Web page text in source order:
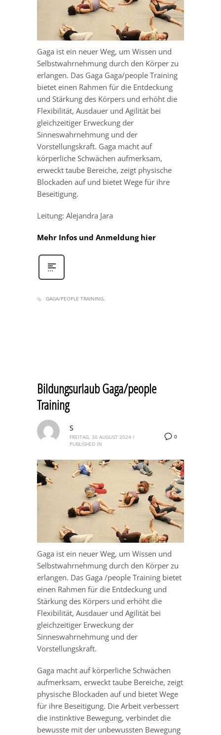
Gaga ist ein neuer Weg, um Wissen und
Selbstwahrnehmung durch den Körper zu
erlangen. Das Gaga Gaga/people Training
bietet einen Rahmen für die Entdeckung
und Stärkung des Körpers und erhöht die
Flexibilität, Ausdauer und Agilität bei
gleichzeitiger Erweckung der
Sinneswahrnehmung und der
Vorstellungskraft. Gaga macht auf
körperliche Schwächen aufmerksam,
erweckt taube Bereiche, zeigt physische
Blockaden auf und bietet Wege für ihre
Beseitigung.
Leitung: Alejandra Jara
Mehr Infos und Anmeldung hier
GAGA/PEOPLE TRAINING
Bildungsurlaub Gaga/people
Training
0
S
FREITAG, 30 AUGUST 2024 /
PUBLISHED IN
Gaga ist ein neuer Weg, um Wissen und
Selbstwahrnehmung durch den Körper zu
erlangen. Das Gaga /people Training bietet
einen Rahmen für die Entdeckung und
Stärkung des Körpers und erhöht die
Flexibilität, Ausdauer und Agilität bei
gleichzeitiger Erweckung der
Sinneswahrnehmung und der
Vorstellungskraft.
Gaga macht auf körperliche Schwächen
aufmerksam, erweckt taube Bereiche, zeigt
physische Blockaden auf und bietet Wege
für ihre Beseitigung. Die Arbeit verbessert
die instinktive Bewegung, verbindet die
bewusste mit der unbewussten Bewegung